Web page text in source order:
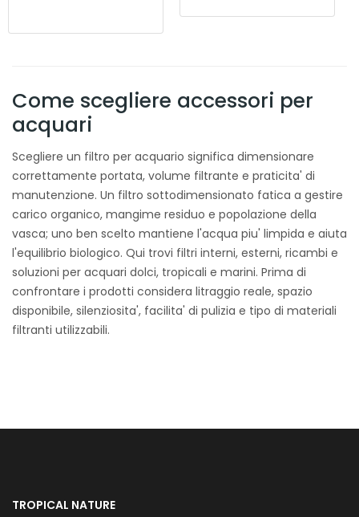
Come scegliere accessori per
acquari
Scegliere un filtro per acquario significa dimensionare
correttamente portata, volume filtrante e praticita' di
manutenzione. Un filtro sottodimensionato fatica a gestire
carico organico, mangime residuo e popolazione della
vasca; uno ben scelto mantiene l'acqua piu' limpida e aiuta
l'equilibrio biologico. Qui trovi filtri interni, esterni, ricambi e
soluzioni per acquari dolci, tropicali e marini. Prima di
confrontare i prodotti considera litraggio reale, spazio
disponibile, silenziosita', facilita' di pulizia e tipo di materiali
filtranti utilizzabili.
TROPICAL NATURE